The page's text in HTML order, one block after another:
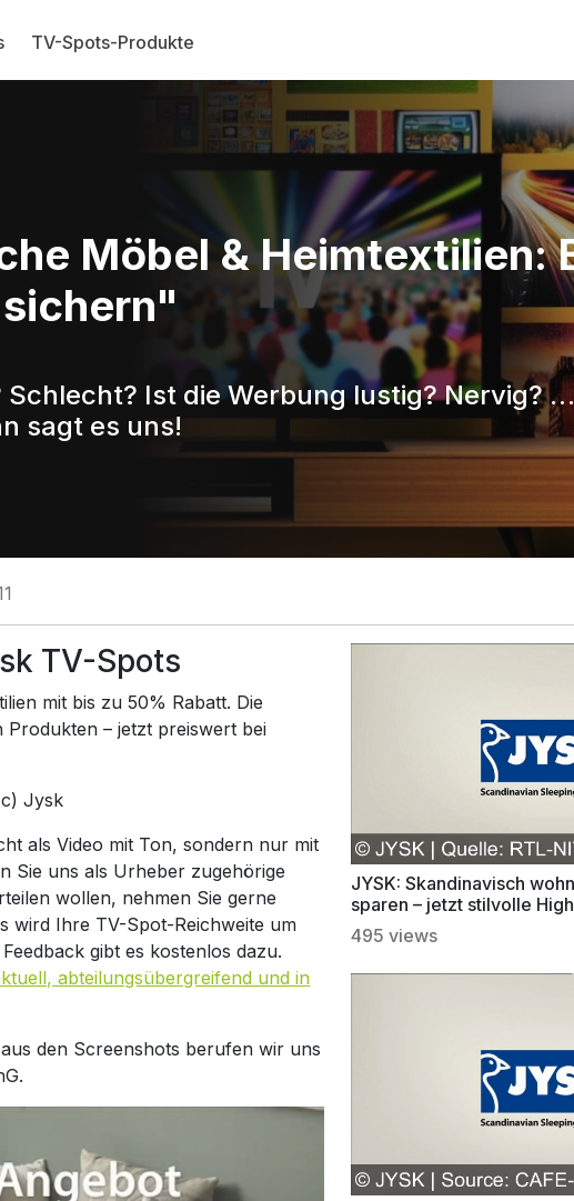
TV-Spots-Produkte
Möbel & Heimtextilien:
Ist die Werbung lustig? Nervig?
sagt es uns!
TV-Spots
mit bis zu 50% Rabatt. Die
– jetzt preiswert bei
Jysk
als Video mit Ton, sondern nur mit
Sie uns als Urheber zugehörige
wollen, nehmen Sie gerne
wird Ihre TV-Spot-Reichweite um
gibt es kostenlos dazu.
abteilungsübergreifend und in
den Screenshots berufen wir uns
JYSK: Skandinavisch
sparen – jetzt stilvolle
495 views